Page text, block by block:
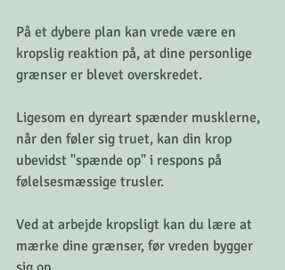
På et dybere plan kan vrede være en
kropslig reaktion på, at dine personlige
grænser er blevet overskredet.
Ligesom en dyreart spænder musklerne,
når den føler sig truet, kan din krop
ubevidst "spænde op" i respons på
følelsesmæssige trusler.
Ved at arbejde kropsligt kan du lære at
mærke dine grænser, før vreden bygger